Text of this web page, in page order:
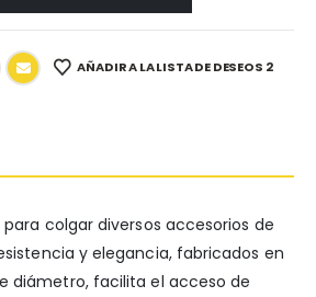
AÑADIR A LA LISTA DE DESEOS 2
colgar diversos accesorios de
y elegancia, fabricados en
diámetro, facilita el acceso de